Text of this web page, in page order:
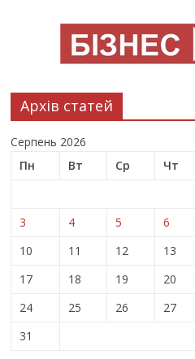
Архів статей
Серпень 2026
Пн
Вт Ср Чт
3
4 5 6
10
11 12 13
17
18 19 20
24
25 26 27
31